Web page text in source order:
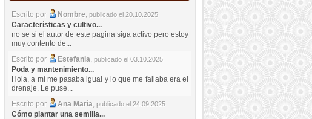
Escrito por Nombre, publicado el 20.10.2025
Características y cultivo...
no se si el autor de este pagina siga activo pero estoy
muy contento de...
Escrito por
Estefania, publicado el 03.10.2025
Poda y mantenimiento...
Hola, a mí me pasaba igual y lo que me fallaba era el
drenaje. Le puse...
Escrito por
Ana María, publicado el 24.09.2025
Cómo plantar una semilla...